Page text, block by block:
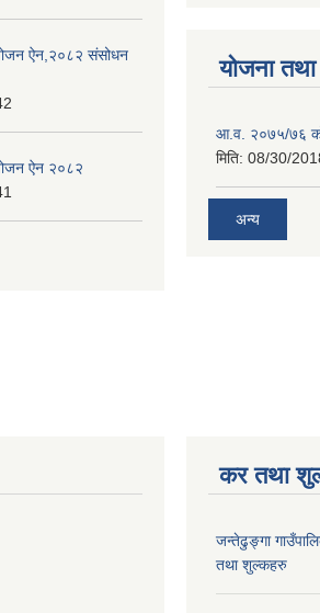
ऐन,२०८२ संसोधन
ऐन २०८२
योजना तथा
आ.व. २०७५/७६ को
मिति: 08/30/
अन्य
कर तथा
जन्तेढुङ्गा
तथा शुल्कहरु